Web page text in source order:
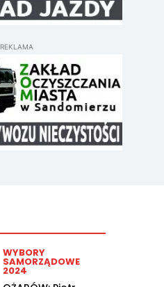
REKLAMA
WYBORY
SAMORZĄDOWE
2024